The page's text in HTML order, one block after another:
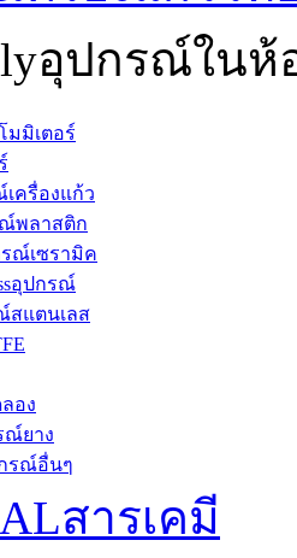
อุปกรณ์ในห้
มมิเตอร์
ครื่องแก้ว
พลาสติก
ณ์เซรามิค
อุปกรณ์
สแตนเลส
อง
ณ์ยาง
รณ์อื่นๆ
สารเคมี